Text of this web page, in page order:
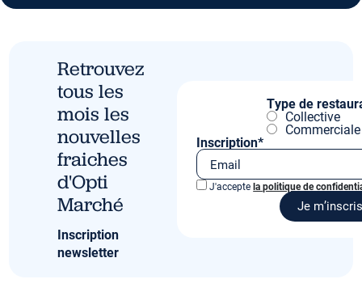
Retrouvez
tous les
mois les
nouvelles
fraiches
d'Opti
Marché
Inscription
newsletter
Type de
Collective
Commerciale
Inscription*
J'acceptela politique de